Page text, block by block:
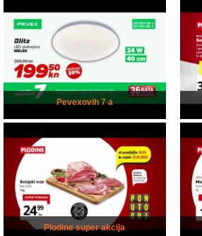
Pevexovih 7 a
Plodine super akcija